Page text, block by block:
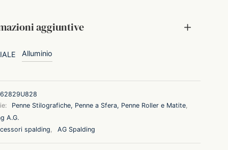
aggiuntive
Alluminio
Penne Stilografiche, Penne a Sfera, Penne Roller e Matite,
A.G.
spalding, AG Spalding